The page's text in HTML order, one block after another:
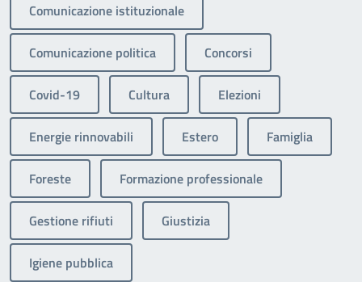
Comunicazione istituzionale
Comunicazione politica Concorsi
Covid-19 Cultura Elezioni
Energie rinnovabili Estero Famiglia
Foreste Formazione professionale
Gestione rifiuti Giustizia
Igiene pubblica